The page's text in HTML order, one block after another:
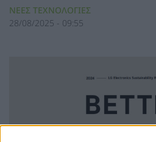
ΝΕΕΣ ΤΕΧΝΟΛΟΓΙΕΣ
28/08/2025 - 09:55